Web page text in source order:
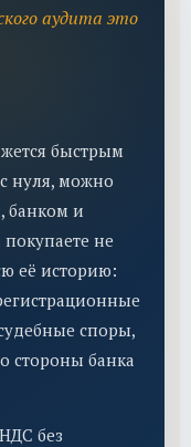
аудита это
быстрым
нуля, можно
банком и
не
её историю:
споры,
стороны банка
без